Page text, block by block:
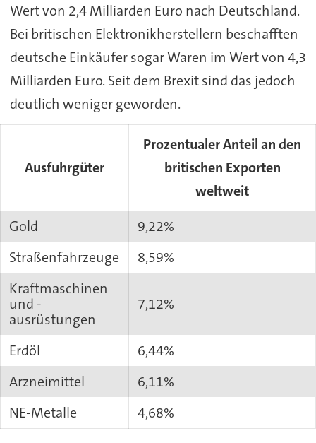
Wert von 2,4 Milliarden Euro nach Deutschland.
Bei britischen Elektronikherstellern beschafften
deutsche Einkäufer sogar Waren im Wert von 4,3
Milliarden Euro. Seit dem Brexit sind das jedoch
deutlich weniger geworden.
Ausfuhrgüter
Prozentualer Anteil an den
britischen Exporten
weltweit
Gold
9,22%
Straßenfahrzeuge
8,59%
Kraftmaschinen
und -
ausrüstungen
7,12%
Erdöl
6,44%
Arzneimittel
6,11%
NE-Metalle
4,68%